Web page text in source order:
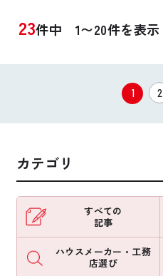
23件中 1〜20件を表示
1 2
カテゴリ
すべての
記事
ハウスメーカー・工務
店選び